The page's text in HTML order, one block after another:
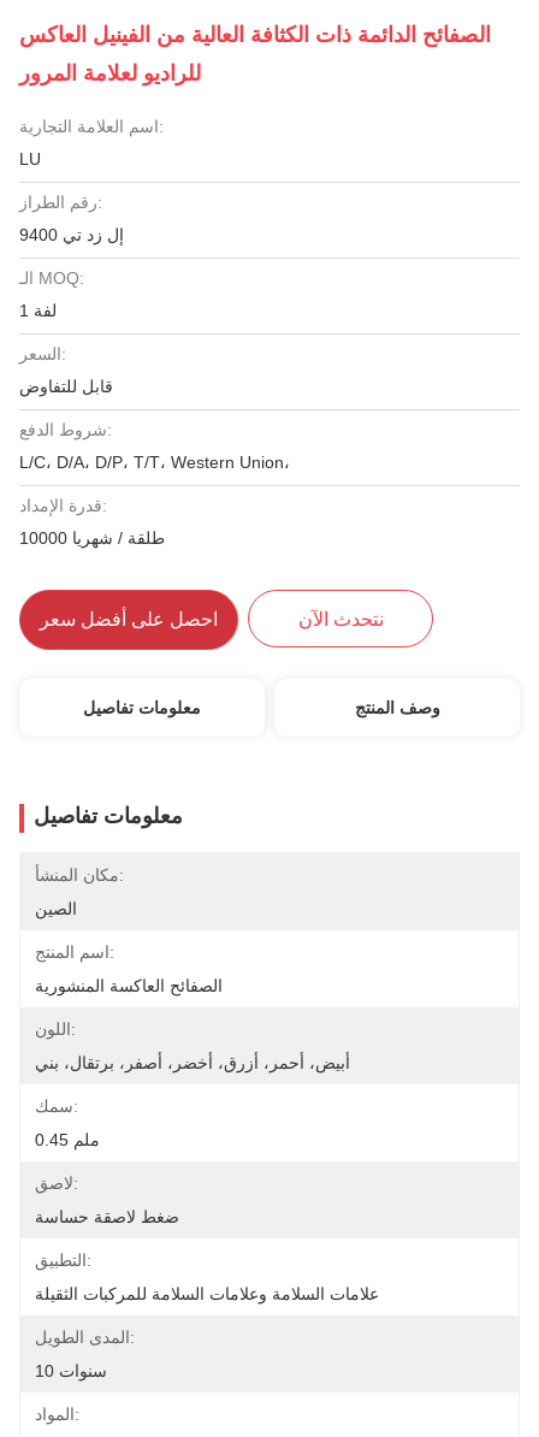
الصفائح الدائمة ذات الكثافة العالية من الفينيل العاكس
للراديو لعلامة المرور
اسم العلامة التجارية:
LU
رقم الطراز:
إل زد تي 9400
الـ MOQ:
1 لفة
السعر:
قابل للتفاوض
شروط الدفع:
L/C، D/A، D/P، T/T، Western Union،
قدرة الإمداد:
10000 طلقة / شهريا
احصل على أفضل سعر نتحدث الآن
معلومات تفاصيل وصف المنتج
معلومات تفاصيل
مكان المنشأ:
الصين
اسم المنتج:
الصفائح العاكسة المنشورية
اللون:
أبيض، أحمر، أزرق، أخضر، أصفر، برتقال، بني
سمك:
0.45 ملم
لاصق:
ضغط لاصقة حساسة
التطبيق:
علامات السلامة وعلامات السلامة للمركبات الثقيلة
المدى الطويل:
10 سنوات
المواد: